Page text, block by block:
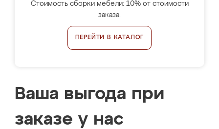
Стоимость сборки мебели: 10% от стоимости
заказа.
ПЕРЕЙТИ В КАТАЛОГ
Ваша выгода при
заказе у нас